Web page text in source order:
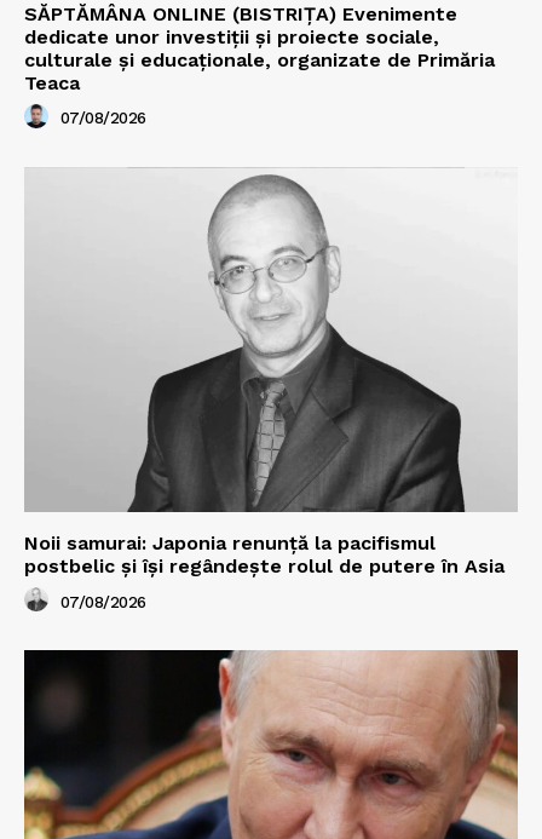
SĂPTĂMÂNA ONLINE (BISTRIȚA) Evenimente
dedicate unor investiții și proiecte sociale,
culturale și educaționale, organizate de Primăria
Teaca
07/08/2026
Noii samurai: Japonia renunță la pacifismul
postbelic și își regândește rolul de putere în Asia
07/08/2026